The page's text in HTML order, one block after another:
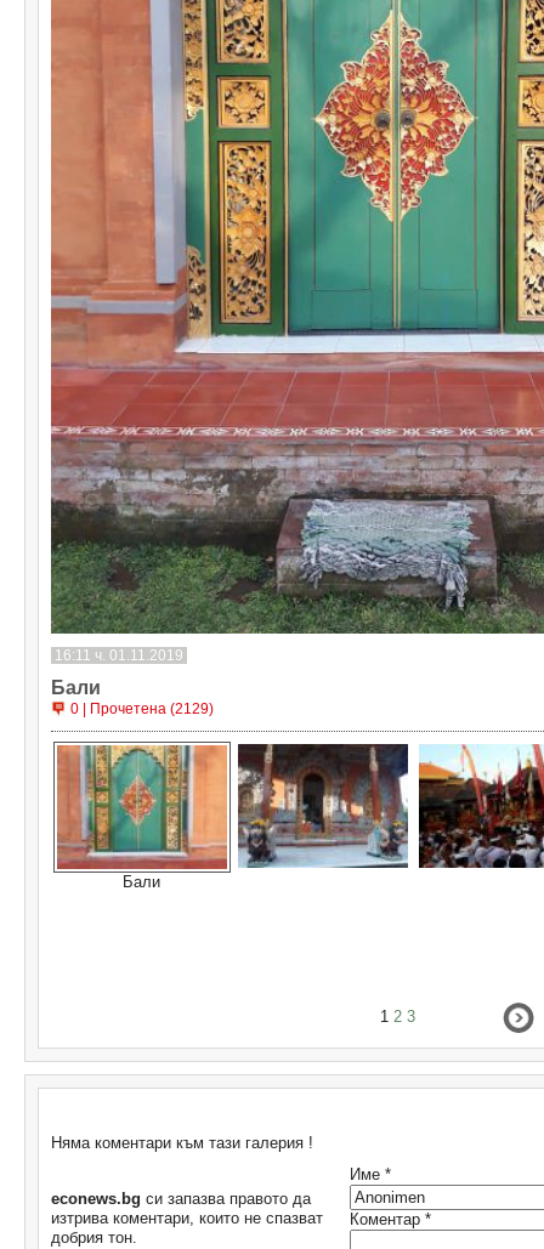
16:11 ч. 01.11.2019
Бали
0 | Прочетена (2129)
Бали
1 2 3
Няма коментари към тази галерия !
econews.bg си запазва правото да
изтрива коментари, които не спазват
добрия тон.
Име *
Коментар *